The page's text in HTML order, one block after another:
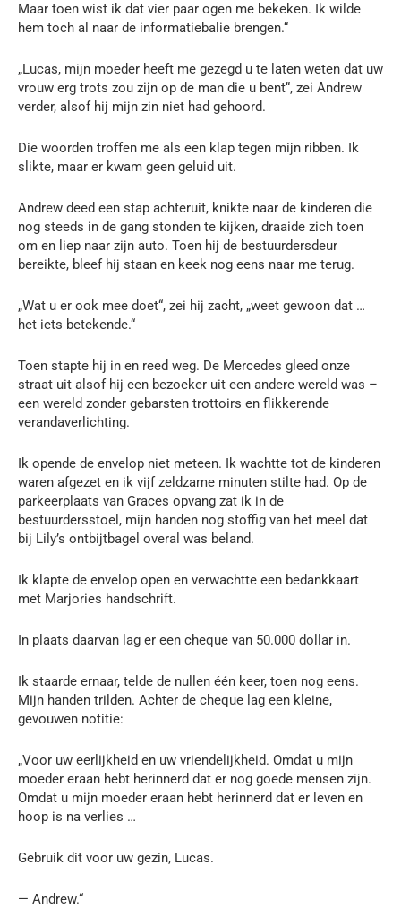
Maar toen wist ik dat vier paar ogen me bekeken. Ik wilde
hem toch al naar de informatiebalie brengen.“
„Lucas, mijn moeder heeft me gezegd u te laten weten dat uw
vrouw erg trots zou zijn op de man die u bent“, zei Andrew
verder, alsof hij mijn zin niet had gehoord.
Die woorden troffen me als een klap tegen mijn ribben. Ik
slikte, maar er kwam geen geluid uit.
Andrew deed een stap achteruit, knikte naar de kinderen die
nog steeds in de gang stonden te kijken, draaide zich toen
om en liep naar zijn auto. Toen hij de bestuurdersdeur
bereikte, bleef hij staan en keek nog eens naar me terug.
„Wat u er ook mee doet“, zei hij zacht, „weet gewoon dat …
het iets betekende.“
Toen stapte hij in en reed weg. De Mercedes gleed onze
straat uit alsof hij een bezoeker uit een andere wereld was –
een wereld zonder gebarsten trottoirs en flikkerende
verandaverlichting.
Ik opende de envelop niet meteen. Ik wachtte tot de kinderen
waren afgezet en ik vijf zeldzame minuten stilte had. Op de
parkeerplaats van Graces opvang zat ik in de
bestuurdersstoel, mijn handen nog stoffig van het meel dat
bij Lily’s ontbijtbagel overal was beland.
Ik klapte de envelop open en verwachtte een bedankkaart
met Marjories handschrift.
In plaats daarvan lag er een cheque van 50.000 dollar in.
Ik staarde ernaar, telde de nullen één keer, toen nog eens.
Mijn handen trilden. Achter de cheque lag een kleine,
gevouwen notitie:
„Voor uw eerlijkheid en uw vriendelijkheid. Omdat u mijn
moeder eraan hebt herinnerd dat er nog goede mensen zijn.
Omdat u mijn moeder eraan hebt herinnerd dat er leven en
hoop is na verlies …
Gebruik dit voor uw gezin, Lucas.
— Andrew.“